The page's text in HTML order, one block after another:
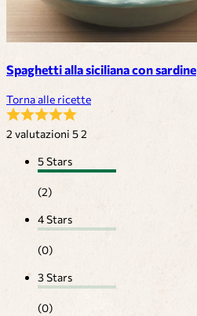
Spaghetti alla siciliana con sardine
Torna alle ricette
2 valutazioni 52
5 Stars
(2)
4 Stars
(0)
3 Stars
(0)